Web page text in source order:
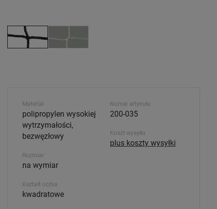
Materiał
polipropylen wysokiej
wytrzymałości,
bezwęzłowy
Rozmiar
na wymiar
Kształt oczka
kwadratowe
Numer artykułu
200-035
Koszt wysyłki
plus koszty wysyłki